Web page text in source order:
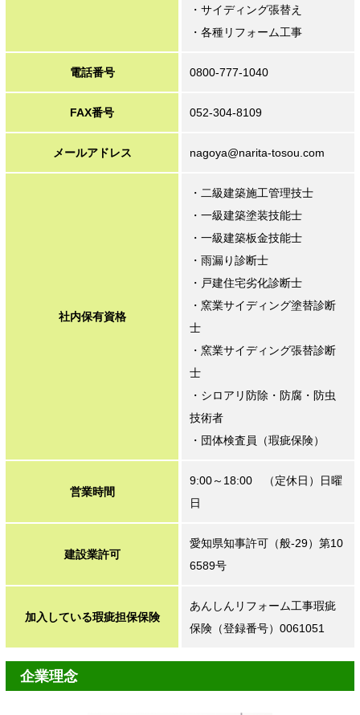
・サイディング張替え
・各種リフォーム工事
電話番号 0800-777-1040
FAX番号 052-304-8109
メールアドレス nagoya@narita-tosou.com
社内保有資格
・二級建築施工管理技士
・一級建築塗装技能士
・一級建築板金技能士
・雨漏り診断士
・戸建住宅劣化診断士
・窯業サイディング塗替診断
士
・窯業サイディング張替診断
士
・シロアリ防除・防腐・防虫
技術者
・団体検査員（瑕疵保険）
営業時間
9:00～18:00 （定休日）日曜
日
建設業許可
愛知県知事許可（般-29）第10
6589号
加入している瑕疵担保保険
あんしんリフォーム工事瑕疵
保険（登録番号）0061051
企業理念